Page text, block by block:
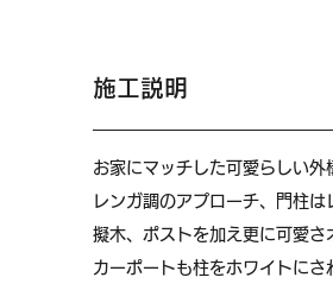
施工説明
お家にマッチした可愛らしい
レンガ調のアプローチ、門柱は
擬木、ポストを加え更に可愛さ
カーポートも柱をホワイトにさ